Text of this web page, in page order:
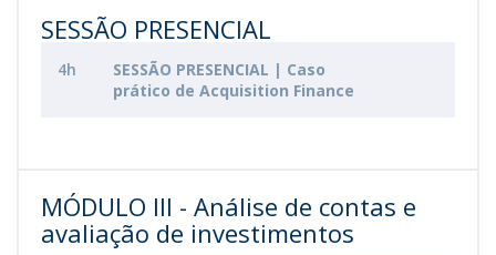
SESSÃO PRESENCIAL
4h
SESSÃO PRESENCIAL | Caso
prático de Acquisition Finance
MÓDULO III - Análise de contas e
avaliação de investimentos